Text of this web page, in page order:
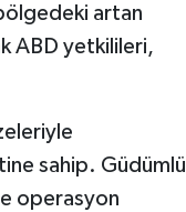
artan
ABD yetkilileri,
sahip. Güdümlü
operasyon